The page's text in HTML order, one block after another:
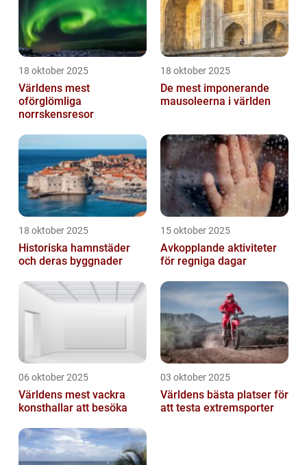
18 oktober 2025
Världens mest
oförglömliga
norrskensresor
18 oktober 2025
De mest imponerande
mausoleerna i världen
18 oktober 2025
Historiska hamnstäder
och deras byggnader
15 oktober 2025
Avkopplande aktiviteter
för regniga dagar
06 oktober 2025
Världens mest vackra
konsthallar att besöka
03 oktober 2025
Världens bästa platser för
att testa extremsporter